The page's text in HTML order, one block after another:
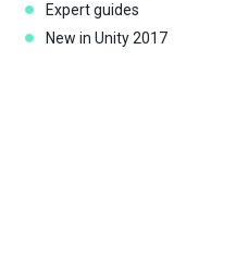
Expert guides
New in Unity 2017